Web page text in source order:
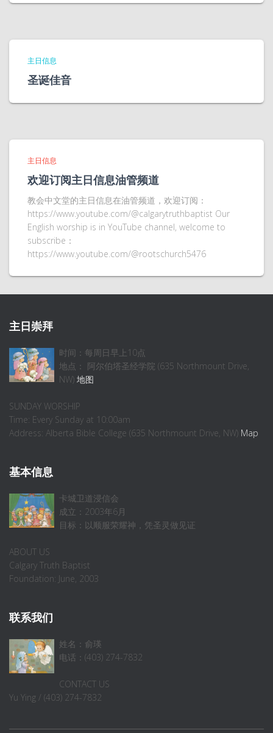
主日信息
圣诞佳音
主日信息
欢迎订阅主日信息油管频道
教会中文堂的主日信息在油管频道，欢迎订阅：
https://www.youtube.com/@calgarytruthbaptist Our
English worship is in YouTube channel, welcome to
subscribe：
https://www.youtube.com/@rootschurch5476
主日崇拜
时间：每周日早上10点
地点： 阿尔伯塔圣经学院 (635 Northmount Drive,
NW) 地图
SUNDAY WORSHIP
Time: Every Sunday at 10:00am
Address: Alberta Bible College (635 Northmount Drive, NW) Map
基本信息
卡城卫道浸信会
成立：2003年6月
目标：以顺服荣耀神，凭圣灵做见证
ABOUT US
Calgary Truth Baptist
Foundation: June, 2003
联系我们
姓名：俞瑛
电话：(403) 274-7832
CONTACT US
Yu Ying / (403) 274-7832